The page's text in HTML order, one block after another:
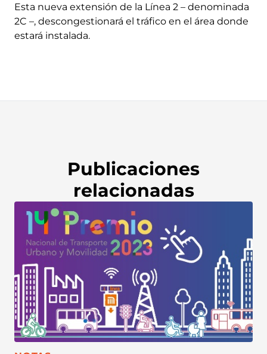
Esta nueva extensión de la Línea 2 – denominada
2C –, descongestionará el tráfico en el área donde
estará instalada.
Publicaciones
relacionadas